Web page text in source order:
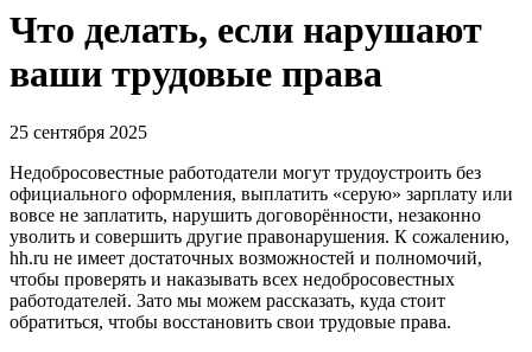
Что делать, если нарушают
ваши трудовые права
25 сентября 2025
Недобросовестные работодатели могут трудоустроить без
официального оформления, выплатить «серую» зарплату или
вовсе не заплатить, нарушить договорённости, незаконно
уволить и совершить другие правонарушения. К сожалению,
hh.ru не имеет достаточных возможностей и полномочий,
чтобы проверять и наказывать всех недобросовестных
работодателей. Зато мы можем рассказать, куда стоит
обратиться, чтобы восстановить свои трудовые права.